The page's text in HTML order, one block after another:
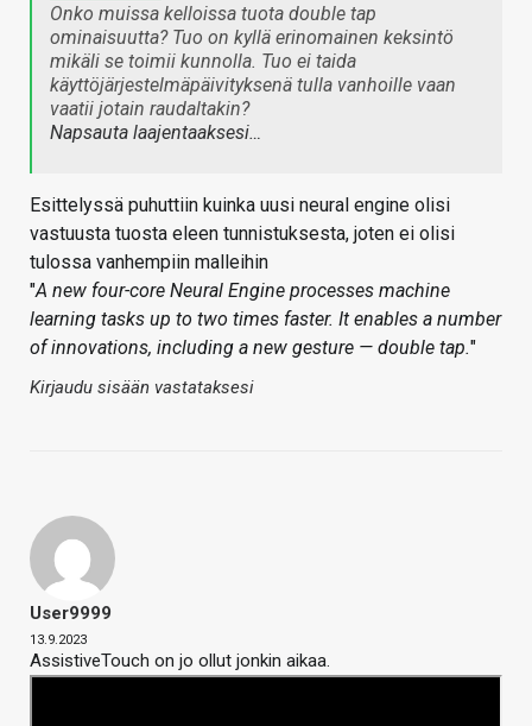
Onko muissa kelloissa tuota double tap
ominaisuutta? Tuo on kyllä erinomainen keksintö
mikäli se toimii kunnolla. Tuo ei taida
käyttöjärjestelmäpäivityksenä tulla vanhoille vaan
vaatii jotain raudaltakin?
Napsauta laajentaaksesi…
Esittelyssä puhuttiin kuinka uusi neural engine olisi
vastuusta tuosta eleen tunnistuksesta, joten ei olisi
tulossa vanhempiin malleihin
"A new four-core Neural Engine processes machine
learning tasks up to two times faster. It enables a number
of innovations, including a new gesture — double tap."
Kirjaudu sisään vastataksesi
User9999
13.9.2023
AssistiveTouch on jo ollut jonkin aikaa.